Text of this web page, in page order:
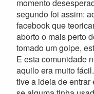
momento
segundo foi assim:
facebook que
aborto o mais perto
tomado um golpe,
E esta comunidade
aquilo era muito
tive a ideia de entrar